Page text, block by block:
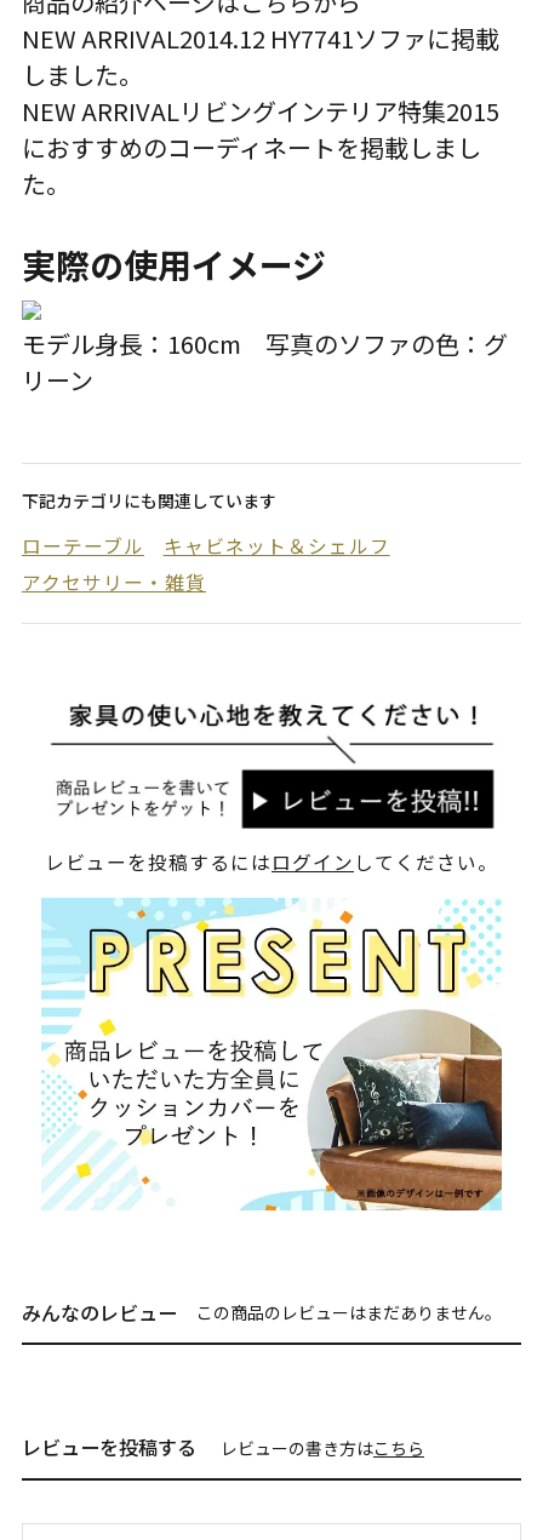
NEW ARRIVAL2014.12 HY7741ソファに掲載
しました。
NEW ARRIVALリビングインテリア特集2015
におすすめのコーディネートを掲載しまし
た。
実際の使用イメージ
モデル身長：160cm 写真のソファの色：グ
リーン
下記カテゴリにも関連しています
ローテーブル
キャビネット＆シェルフ
アクセサリー・雑貨
レビューを投稿するにはログイン してください。
みんなのレビュー この商品のレビューはまだありません。
レビューを投稿する レビューの書き方はこちら